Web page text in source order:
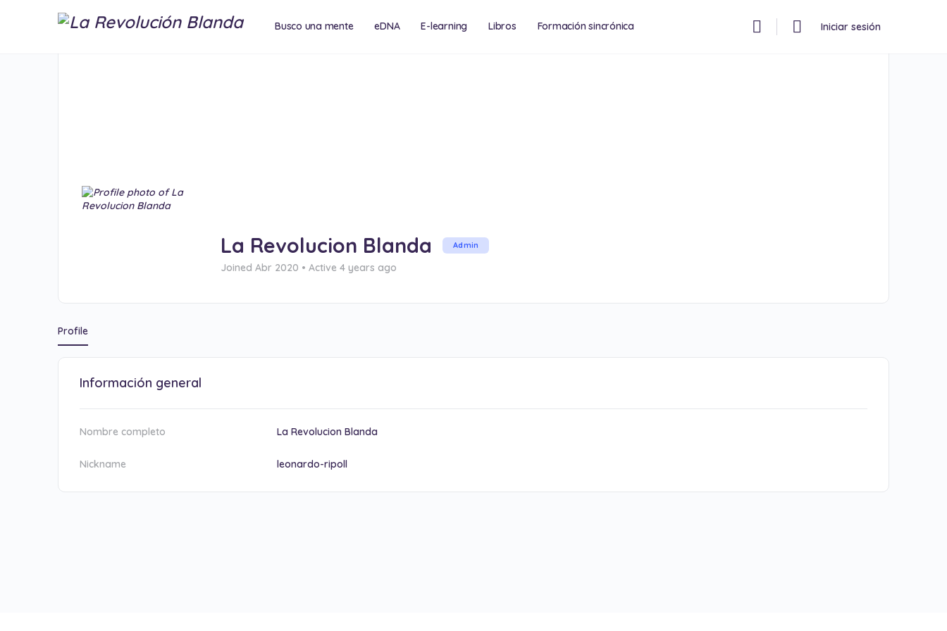
Busco una mente eDNA E-learning Libros Formación sincrónica Iniciar sesión
La Revolucion Blanda Admin
Joined Abr 2020 • Active 4 years ago
Profile
Información general
Nombre completo La Revolucion Blanda
Nickname leonardo-ripoll